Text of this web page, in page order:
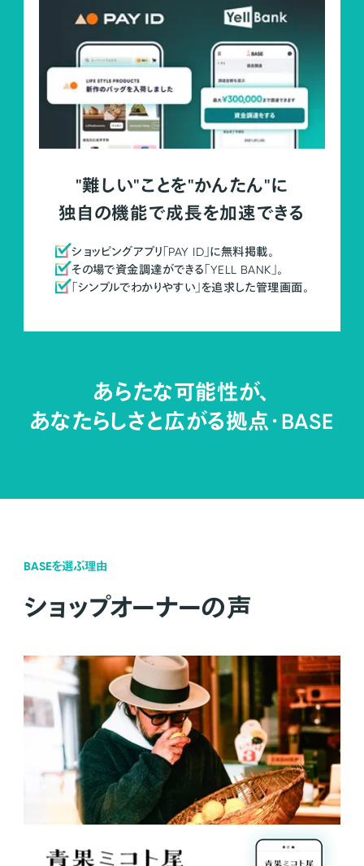
"難しい"ことを"かんたん"に
独自の機能で成長を加速できる
ショッピングアプリ「PAY ID」に無料掲載。
その場で資金調達ができる「YELL BANK」。
「シンプルでわかりやすい」を追求した管理画面。
あらたな可能性が、
あなたらしさと広がる拠点・BASE
BASEを選ぶ理由
ショップオーナーの声